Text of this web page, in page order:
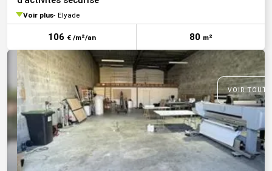
Voir plus Elyade
106 € /m²/an 80 m²
VOIR